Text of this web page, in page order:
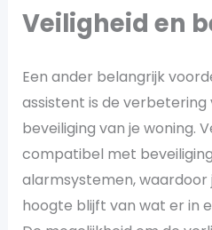
Veiligheid en
Een ander belangrijk
assistent is de verbetering
beveiliging van je woning.
compatibel met
alarmsystemen, waardoor
hoogte blijft van wat er in